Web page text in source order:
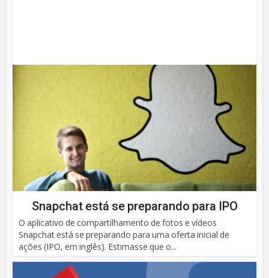
Snapchat está se preparando para IPO
O aplicativo de compartilhamento de fotos e vídeos
Snapchat está se preparando para uma oferta inicial de
ações (IPO, em inglês). Estimasse que o...